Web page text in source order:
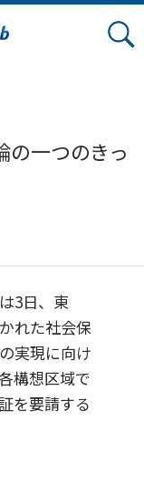
一つのきっ
3日、東
れた社会保
実現に向け
構想区域で
を要請する